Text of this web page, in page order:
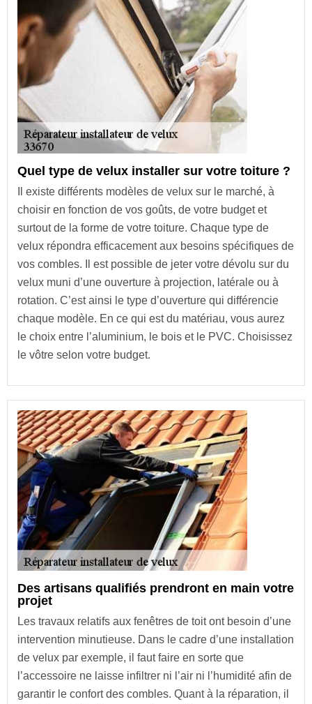
Quel type de velux installer sur votre toiture ?
Il existe différents modèles de velux sur le marché, à
choisir en fonction de vos goûts, de votre budget et
surtout de la forme de votre toiture. Chaque type de
velux répondra efficacement aux besoins spécifiques de
vos combles. Il est possible de jeter votre dévolu sur du
velux muni d’une ouverture à projection, latérale ou à
rotation. C’est ainsi le type d’ouverture qui différencie
chaque modèle. En ce qui est du matériau, vous aurez
le choix entre l’aluminium, le bois et le PVC. Choisissez
le vôtre selon votre budget.
Des artisans qualifiés prendront en main votre
projet
Les travaux relatifs aux fenêtres de toit ont besoin d’une
intervention minutieuse. Dans le cadre d’une installation
de velux par exemple, il faut faire en sorte que
l’accessoire ne laisse infiltrer ni l’air ni l’humidité afin de
garantir le confort des combles. Quant à la réparation, il